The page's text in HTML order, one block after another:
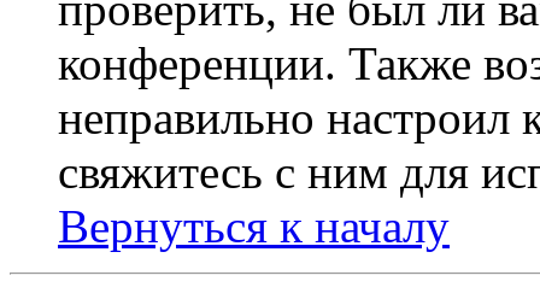
конференции. Также
неправильно
свяжитесь с ним для
Вернуться к началу